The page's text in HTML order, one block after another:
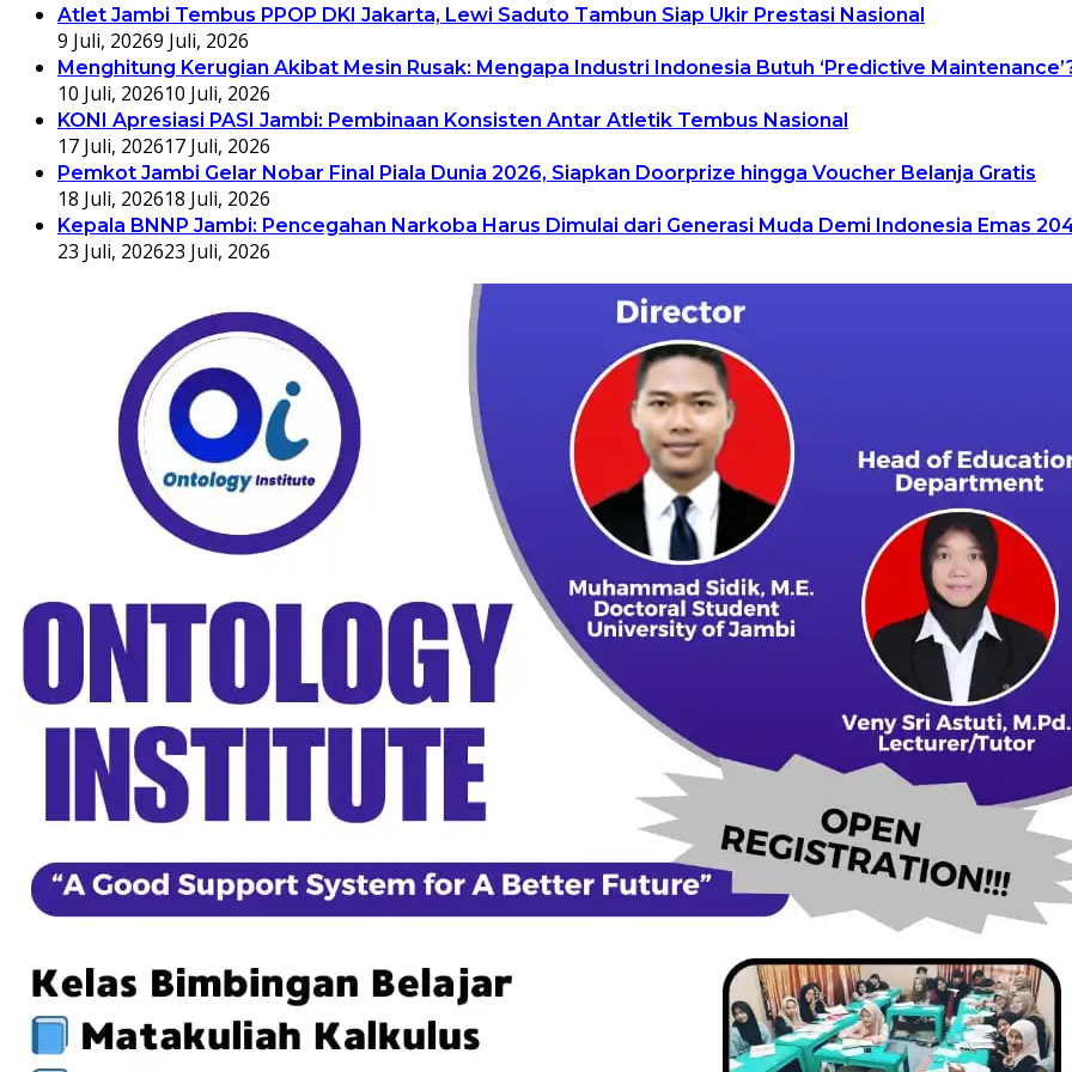
Atlet Jambi Tembus PPOP DKI Jakarta, Lewi Saduto Tambun Siap Ukir Prestasi Nasional
9 Juli, 20269 Juli, 2026
Menghitung Kerugian Akibat Mesin Rusak: Mengapa Industri Indonesia Butuh ‘Predictive
10 Juli, 202610 Juli, 2026
KONI Apresiasi PASI Jambi: Pembinaan Konsisten Antar Atletik Tembus Nasional
17 Juli, 202617 Juli, 2026
Pemkot Jambi Gelar Nobar Final Piala Dunia 2026, Siapkan Doorprize hingga Voucher Belanja Gratis
18 Juli, 202618 Juli, 2026
Kepala BNNP Jambi: Pencegahan Narkoba Harus Dimulai dari Generasi Muda Demi Indonesia Emas
23 Juli, 202623 Juli, 2026